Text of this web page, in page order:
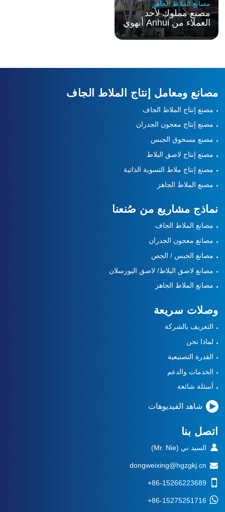
مصانع الملاط الجاهز
مصنع مملوك لأحد
العملاء من Anhui أنهوي
مصانع ومعامل إنتاج الملاط الجاف
مصنع إنتاج الملاط الجاف
مصنع إنتاج معجون الجدران
مصنع مسحوق الجبس
مصنع إنتاج لاصق البلاط
مصنع إنتاج ملاط التسوية الذاتية
مصنع الملاط الجاهز
نماذج مشاريع من صُنعنا
مصانع الملاط الجاف
مصانع معجون الجدران
مصانع الجبس / الجص
مصانع لاصق البلاط/ لاصق البورسلان
مصانع الملاط الجاهز
وصلات سريعة
التعريف بالشركة
لماذا نحن
القدرة التصنيعية
الخدمات والدعم
أسئلة شائعة
شاهد الفيديوهات
اتصل بنا
السيد ني (Mr. Nie)
dongweixing@hgzgkj.cn
+86-15266223689
+86-15275251716